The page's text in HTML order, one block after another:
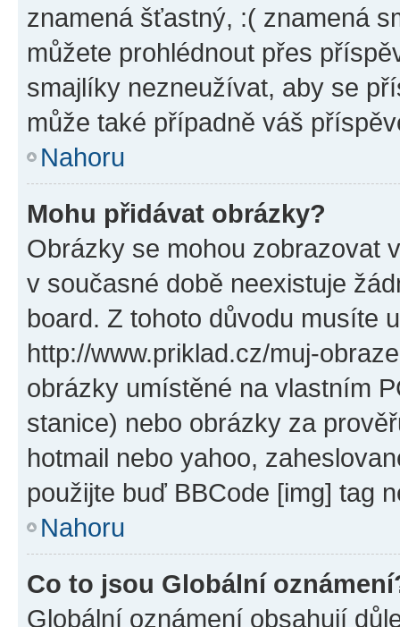
znamená šťastný, :( znamená
můžete prohlédnout přes
smajlíky nezneužívat, aby se
může také případně váš
Nahoru
Mohu přidávat obrázky?
Obrázky se mohou zobrazovat
v současné době neexistuje
board. Z tohoto důvodu musíte
http://www.priklad.cz/muj-
obrázky umístěné na vlastním
stanice) nebo obrázky za
hotmail nebo yahoo,
použijte buď BBCode [img] tag
Nahoru
Co to jsou Globální
Globální oznámení obsahují